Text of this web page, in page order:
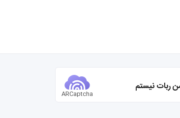
ربات نیستم
ARCaptcha